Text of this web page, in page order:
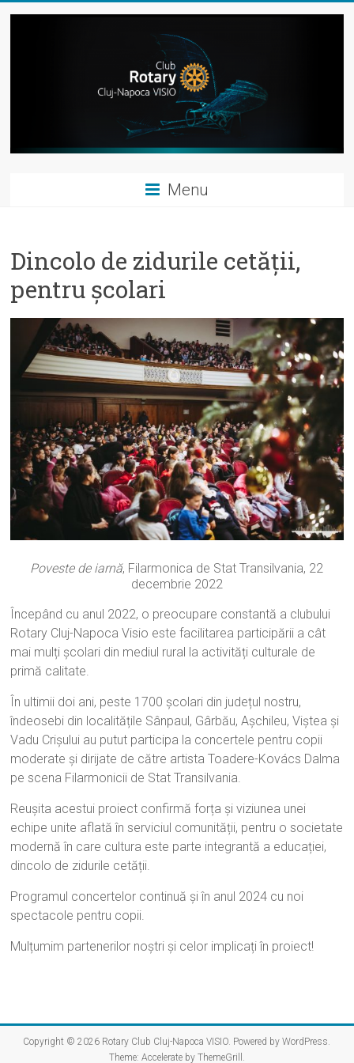
Napoca
VISIO
"People
Action"
Menu
Dincolo de zidurile cetății,
pentru școlari
Poveste de iarnă, Filarmonica de Stat Transilvania, 22
decembrie 2022
Începând cu anul 2022, o preocupare constantă a clubului
Rotary Cluj-Napoca Visio este facilitarea participării a cât
mai mulți școlari din mediul rural la activități culturale de
primă calitate.
În ultimii doi ani, peste 1700 școlari din județul nostru,
îndeosebi din localitățile Sânpaul, Gârbău, Așchileu, Viștea și
Vadu Crișului au putut participa la concertele pentru copii
moderate și dirijate de către artista Toadere-Kovács Dalma
pe scena Filarmonicii de Stat Transilvania.
Reușita acestui proiect confirmă forța și viziunea unei
echipe unite aflată în serviciul comunității, pentru o societate
modernă în care cultura este parte integrantă a educației,
dincolo de zidurile cetății.
Programul concertelor continuă și în anul 2024 cu noi
spectacole pentru copii.
Mulțumim partenerilor noștri și celor implicați în proiect!
Copyright © 2026 Rotary Club Cluj-Napoca VISIO. Powered byWordPress.
Theme: Accelerate by ThemeGrill .